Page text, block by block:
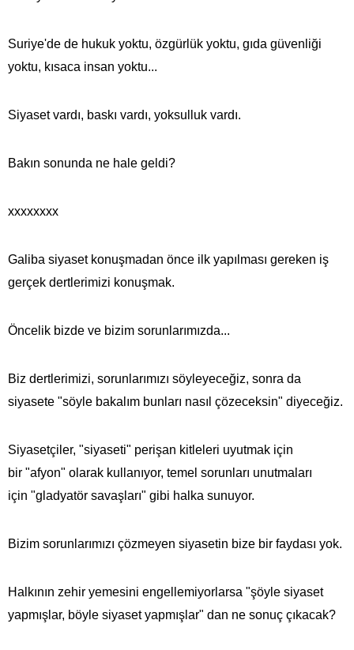
Suriye'de de hukuk yoktu, özgürlük yoktu, gıda güvenliği
yoktu, kısaca insan yoktu...
Siyaset vardı, baskı vardı, yoksulluk vardı.
Bakın sonunda ne hale geldi?
xxxxxxxx
Galiba siyaset konuşmadan önce ilk yapılması gereken iş
gerçek dertlerimizi konuşmak.
Öncelik bizde ve bizim sorunlarımızda...
Biz dertlerimizi, sorunlarımızı söyleyeceğiz, sonra da
siyasete "söyle bakalım bunları nasıl çözeceksin" diyeceğiz.
Siyasetçiler, "siyaseti" perişan kitleleri uyutmak için
bir "afyon" olarak kullanıyor, temel sorunları unutmaları
için "gladyatör savaşları" gibi halka sunuyor.
Bizim sorunlarımızı çözmeyen siyasetin bize bir faydası yok.
Halkının zehir yemesini engellemiyorlarsa "şöyle siyaset
yapmışlar, böyle siyaset yapmışlar" dan ne sonuç çıkacak?